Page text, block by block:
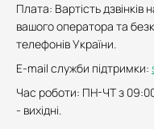
Плата: Вартість дзвінків
вашого оператора та
телефонів України.
E-mail служби підтримки:
Час роботи: ПН-ЧТ з
- вихідні.